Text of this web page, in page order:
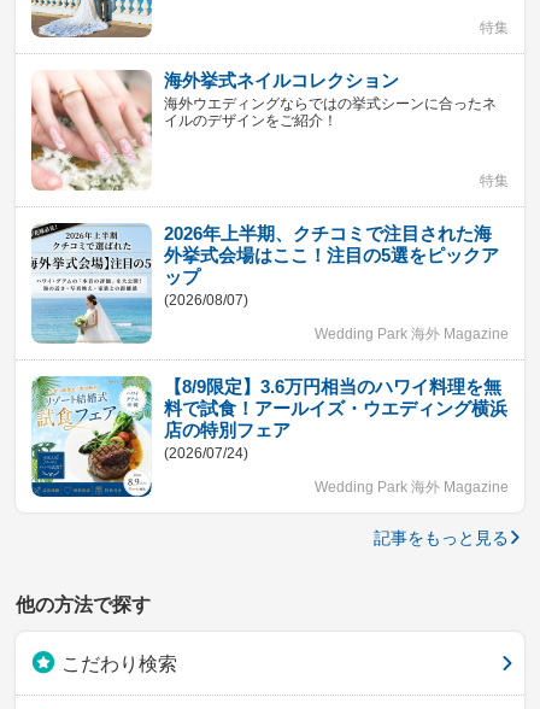
特集
海外挙式ネイルコレクション
海外ウエディングならではの挙式シーンに合ったネ
イルのデザインをご紹介！
特集
2026年上半期、クチコミで注目された海
外挙式会場はここ！注目の5選をピックア
ップ
(2026/08/07)
Wedding Park 海外 Magazine
【8/9限定】3.6万円相当のハワイ料理を無
料で試食！アールイズ・ウエディング横浜
店の特別フェア
(2026/07/24)
Wedding Park 海外 Magazine
記事をもっと見る
他の方法で探す
こだわり検索